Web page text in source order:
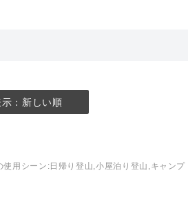
示：新しい順
使用シーン :日帰り登山,小屋泊り登山,キャンプ